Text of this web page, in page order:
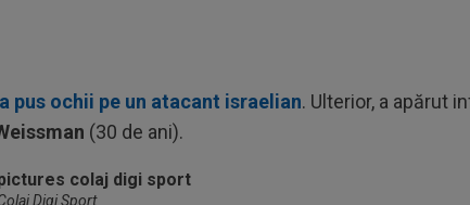
pus ochii pe un atacant israelian. Ulterior, a apărut
(30 de ani).
Digi Sport